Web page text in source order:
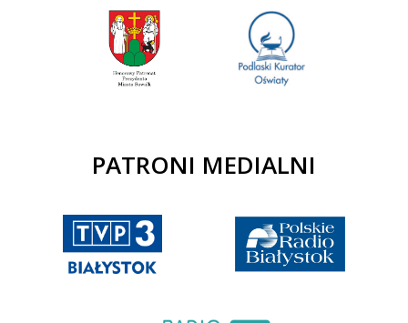
PATRONI MEDIALNI